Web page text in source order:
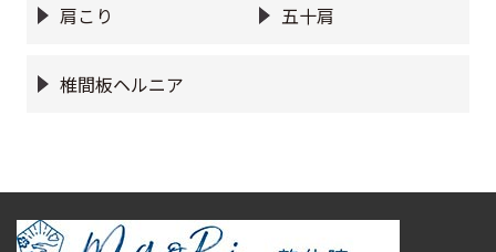
肩こり 五十肩
椎間板ヘルニア